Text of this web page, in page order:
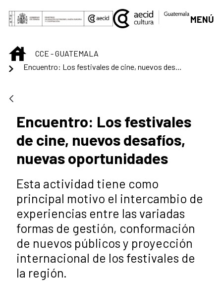
Saltar al contenido principal
MENÚ
INICIOCCE - GUATEMALA
Encuentro: Los festivales
de cine, nuevos desafíos,
nuevas oportunidades
Esta actividad tiene como
principal motivo el intercambio de
experiencias entre las variadas
formas de gestión, conformación
de nuevos públicos y proyección
internacional de los festivales de
la región.